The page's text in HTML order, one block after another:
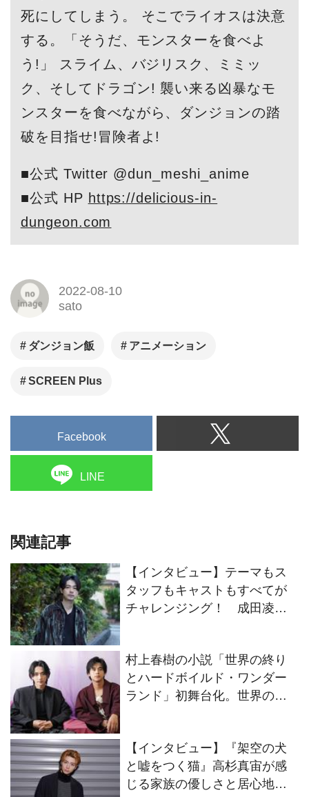
死にしてしまう。 そこでライオスは決意
する。「そうだ、モンスターを食べよ
う!」 スライム、バジリスク、ミミッ
ク、そしてドラゴン! 襲い来る凶暴なモ
ンスターを食べながら、ダンジョンの踏
破を目指せ!冒険者よ!
■公式 Twitter @dun_meshi_anime
■公式 HP https://delicious-in-
dungeon.com
2022-08-10
sato
ダンジョン飯 アニメーション
SCREEN Plus
Facebook
LINE
関連記事
【インタビュー】テーマもス
タッフもキャストもすべてが
チャレンジング！ 成田凌が
村上春樹の小説「世界の終り
とハードボイルド・ワンダー
ランド」初舞台化。世界の終
のWキャストにインタビュー
【インタビュー】『架空の犬
と嘘をつく猫』高杉真宙が感
じる家族の優しさと居心地の